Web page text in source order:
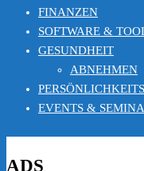
FINANZEN
SOFTWARE &
GESUNDHEIT
ABNEHMEN
EVENTS &
ADS